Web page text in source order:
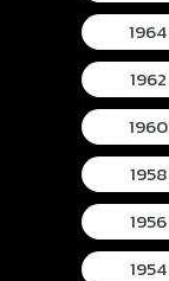
1964
1962
1960
1958
1956
1954